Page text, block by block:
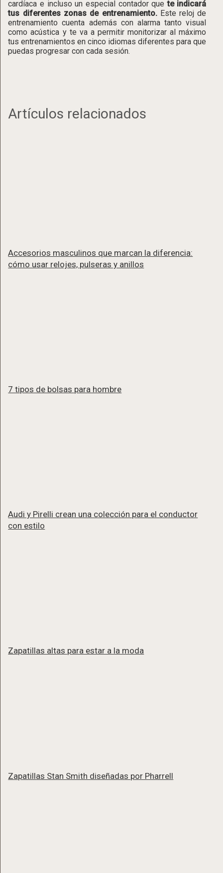
cardíaca e incluso un especial contador quete indicará
tus diferentes zonas de entrenamiento. Este reloj de
entrenamiento cuenta además con alarma tanto visual
como acústica y te va a permitir monitorizar al máximo
tus entrenamientos en cinco idiomas diferentes para que
puedas progresar con cada sesión.
Artículos relacionados
Accesorios masculinos que marcan la diferencia:
cómo usar relojes, pulseras y anillos
7 tipos de bolsas para hombre
Audi y Pirelli crean una colección para el conductor
con estilo
Zapatillas altas para estar a la moda
Zapatillas Stan Smith diseñadas por Pharrell